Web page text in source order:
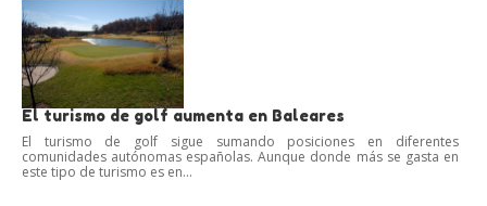
El turismo de golf aumenta en Baleares
El turismo de golf sigue sumando posiciones en diferentes
comunidades autónomas españolas. Aunque donde más se gasta en
este tipo de turismo es en...